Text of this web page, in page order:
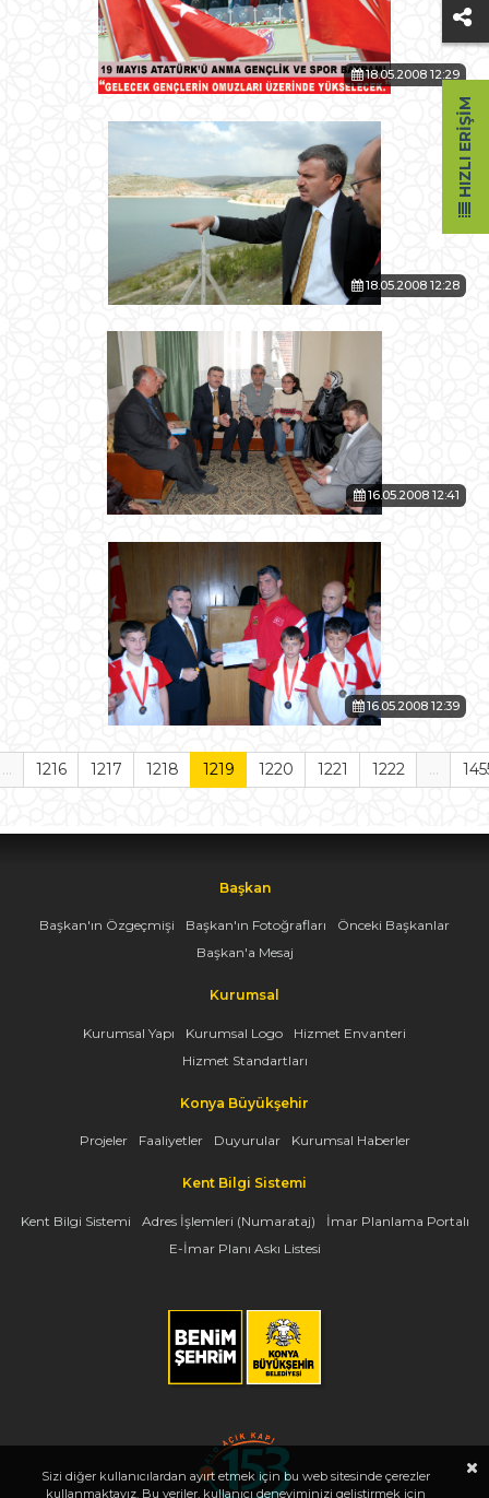
18.05.2008 12:29
18.05.2008 12:28
16.05.2008 12:41
16.05.2008 12:39
... 1216 1217 1218 1219 1220 1221 1222 ...
Başkan
Başkan'ın Özgeçmişi Başkan'ın Fotoğrafları
Önceki Başkanlar
Başkan'a Mesaj
Kurumsal
Kurumsal Yapı Kurumsal Logo
Hizmet Envanteri
Hizmet Standartları
Konya Büyükşehir
Projeler Faaliyetler Duyurular Kurumsal Haberler
Kent Bilgi Sistemi
Kent Bilgi Sistemi Adres İşlemleri (Numarataj)
İmar Planlama Portalı
E-İmar Planı Askı Listesi
HIZLI ERIŞIM
Sizi diğer kullanıcılardan ayırt etmek için bu web sitesinde çerezler
kullanmaktayız. Bu veriler, kullanıcı deneyiminizi geliştirmek için